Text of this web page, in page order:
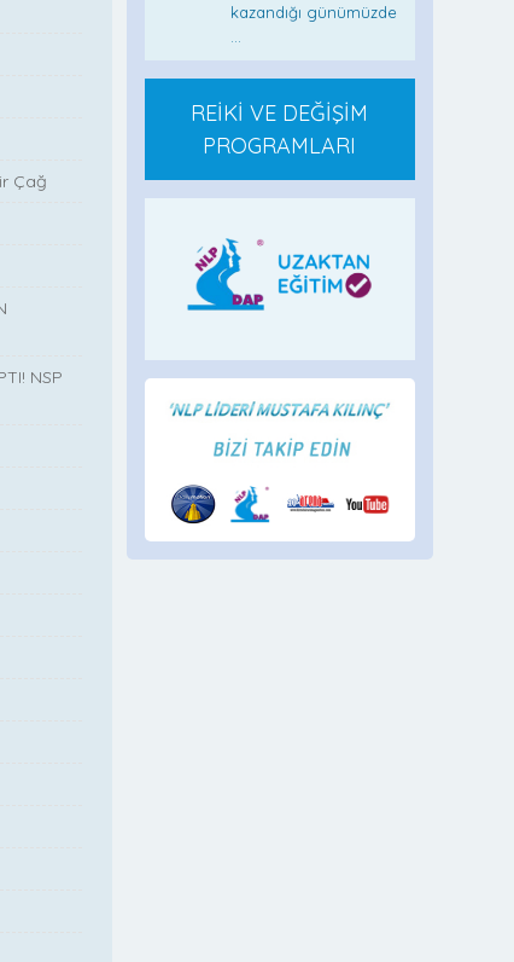
Çağ
NSP
kazandığı günümüzde
...
REİKİ VE DEĞİŞİM
PROGRAMLARI